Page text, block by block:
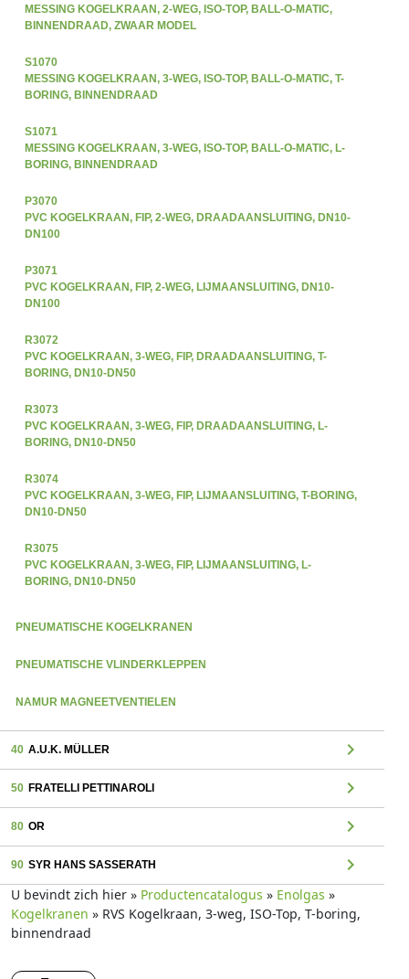
MESSING KOGELKRAAN, 2-WEG, ISO-TOP, BALL-O-MATIC,
BINNENDRAAD, ZWAAR MODEL
S1070
MESSING KOGELKRAAN, 3-WEG, ISO-TOP, BALL-O-MATIC, T-
BORING, BINNENDRAAD
S1071
MESSING KOGELKRAAN, 3-WEG, ISO-TOP, BALL-O-MATIC, L-
BORING, BINNENDRAAD
P3070
PVC KOGELKRAAN, FIP, 2-WEG, DRAADAANSLUITING, DN10-
DN100
P3071
PVC KOGELKRAAN, FIP, 2-WEG, LIJMAANSLUITING, DN10-
DN100
R3072
PVC KOGELKRAAN, 3-WEG, FIP, DRAADAANSLUITING, T-
BORING, DN10-DN50
R3073
PVC KOGELKRAAN, 3-WEG, FIP, DRAADAANSLUITING, L-
BORING, DN10-DN50
R3074
PVC KOGELKRAAN, 3-WEG, FIP, LIJMAANSLUITING, T-BORING,
DN10-DN50
R3075
PVC KOGELKRAAN, 3-WEG, FIP, LIJMAANSLUITING, L-
BORING, DN10-DN50
PNEUMATISCHE KOGELKRANEN
PNEUMATISCHE VLINDERKLEPPEN
NAMUR MAGNEETVENTIELEN
40 A.U.K. MÜLLER chevron_right
50 FRATELLI PETTINAROLI chevron_right
80 OR chevron_right
90 SYR HANS SASSERATH chevron_right
U bevindt zich hier » Productencatalogus » Enolgas »
Kogelkranen » RVS Kogelkraan, 3-weg, ISO-Top, T-boring,
binnendraad